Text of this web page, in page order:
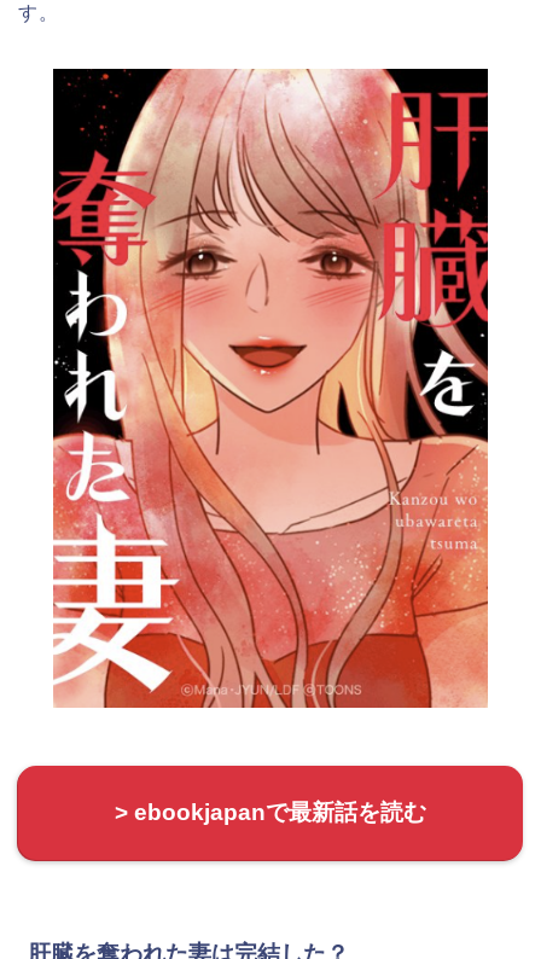
す。
> ebookjapanで最新話を読む
肝臓を奪われた妻は完結した？